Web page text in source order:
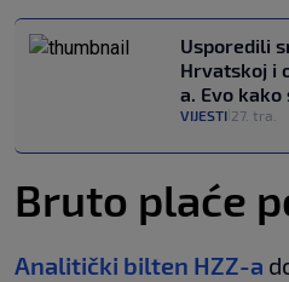
Usporedili
Hrvatskoj i
a. Evo kako
VIJESTI 27. tra.
Bruto plaće
Analitički bilten HZZ-a